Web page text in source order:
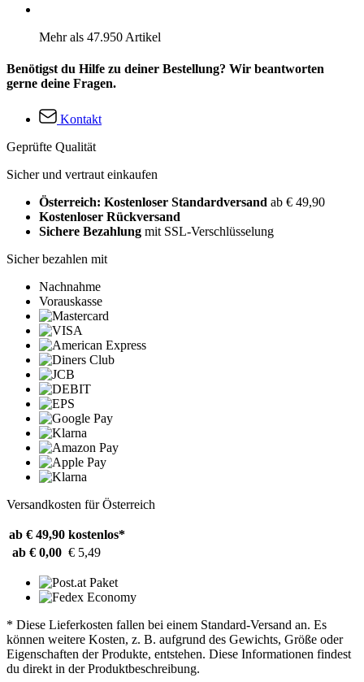
Mehr als 47.950 Artikel
Benötigst du Hilfe zu deiner Bestellung? Wir beantworten
gerne deine Fragen.
Kontakt
Geprüfte Qualität
Sicher und vertraut einkaufen
Österreich: Kostenloser Standardversand ab € 49,90
Kostenloser Rückversand
Sichere Bezahlung mit SSL-Verschlüsselung
Sicher bezahlen mit
Nachnahme
Vorauskasse
Versandkosten für Österreich
ab € 49,90 kostenlos*
ab € 0,00 € 5,49
* Diese Lieferkosten fallen bei einem Standard-Versand an. Es
können weitere Kosten, z. B. aufgrund des Gewichts, Größe oder
Eigenschaften der Produkte, entstehen. Diese Informationen findest
du direkt in der Produktbeschreibung.